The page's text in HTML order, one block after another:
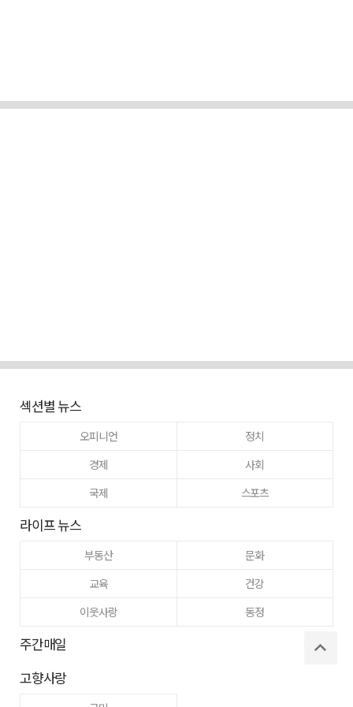
섹션별 뉴스
오피니언
정치
경제
사회
국제
스포츠
라이프 뉴스
부동산
문화
교육
건강
이웃사랑
동정
주간매일
고향사랑